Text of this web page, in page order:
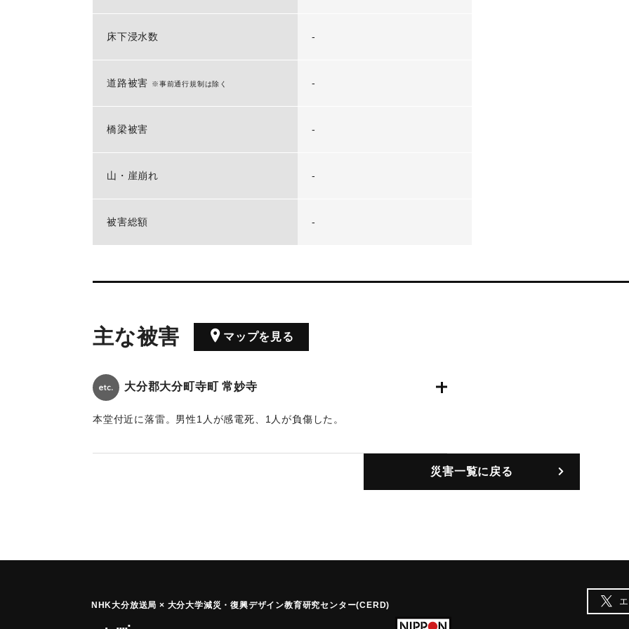
床下浸水数 -
道路被害 ※事前通行規制は除く -
橋梁被害 -
山・崖崩れ -
被害総額 -
主な被害 マップを見る
大分郡大分町寺町 常妙寺
本堂付近に落雷。男性1人が感電死、1人が負傷した。
｜固有コード:00231901
災害一覧に戻る
NHK大分放送局 × 大分大学減災 ・復興デザイン教育研究センター(CERD)